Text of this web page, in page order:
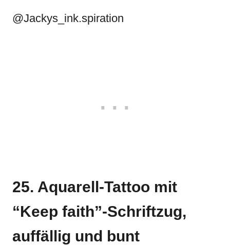
@Jackys_ink.spiration
25. Aquarell-Tattoo mit
“Keep faith”-Schriftzug,
auffällig und bunt